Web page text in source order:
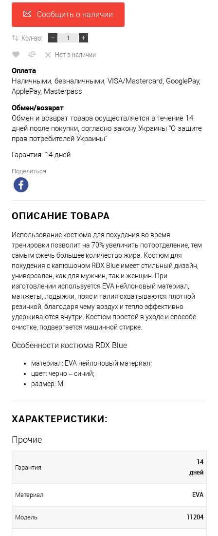
Сообщить о наличии
Кол-во:
Нет в наличии
Оплата
Наличными, безналичными, VISA/Mastercard, GooglePay,
ApplePay, Masterpass
Обмен/возврат
Обмен и возврат товара осуществляется в течение 14
дней после покупки, согласно закону Украины "О защите
прав потребителей Украины"
Гарантия: 14 дней
Поделиться
ОПИСАНИЕ ТОВАРА
Использование костюма для похудения во время
тренировки позволит на 70% увеличить потоотделение, тем
самым сжечь большее количество жира. Костюм для
похудения с капюшоном RDX Blue имеет стильный дизайн,
универсален, как для мужчин, так и женщин. При
изготовлении используется EVA нейлоновый материал,
манжеты, лодыжки, пояс и талия охватываются плотной
резинкой, благодаря чему воздух и тепло эффективно
удерживаются внутри. Костюм простой в уходе и способе
очистке, подвергается машинной стирке.
Особенности костюма RDX Blue
материал: EVA нейлоновый материал;
цвет: черно – синий;
размер: M.
ХАРАКТЕРИСТИКИ:
Прочие
Гарантия
14
дней
Материал EVA
Модель 11204